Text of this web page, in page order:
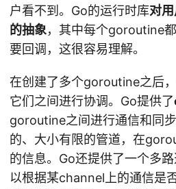
户看不到。Go的运行时库对
的抽象，其中每个goroutine
要回调，这很容易理解。
在创建了多个goroutine之后
它们之间进行协调。Go提供了
goroutine之间进行通信和同
的、大小有限的管道，在
的信息。Go还提供了一个多
以根据某channel上的通信是